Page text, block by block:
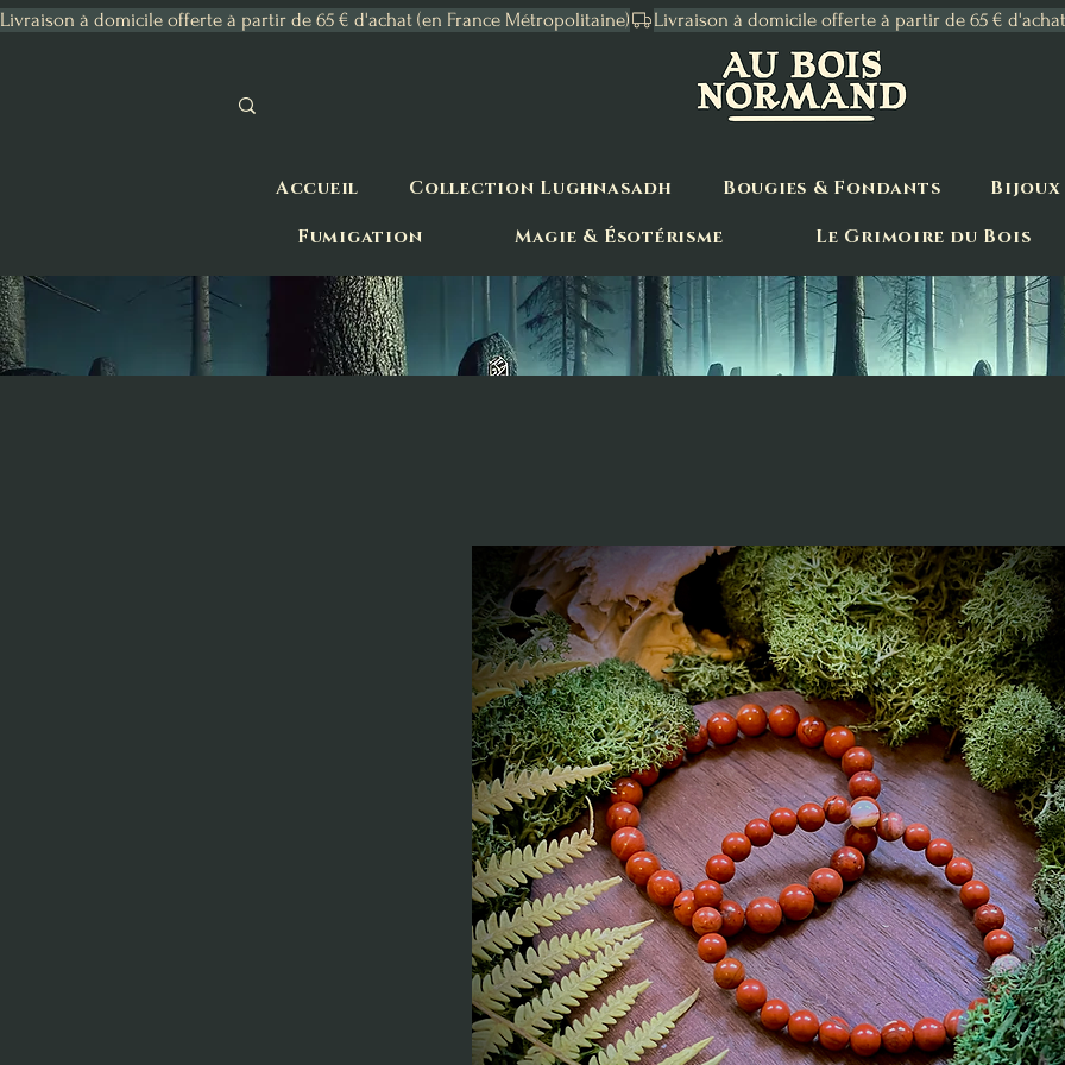
Livraison à domicile offerte à partir de 65 € d'achat (en France Métropolitaine)
Accueil Collection Lughnasadh Bougies & Fondants
Bijoux
Fumigation
Magie & Ésotérisme Le Grimoire du Bois